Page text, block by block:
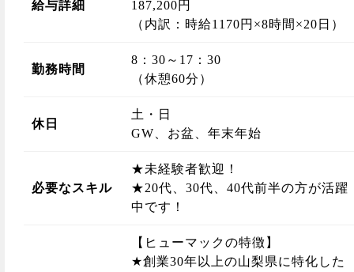
給与詳細
187,200円
（内訳：時給1170円×8時間×20日）
勤務時間
8：30～17：30
（休憩60分）
休日
土・日
GW、お盆、年末年始
必要なスキル
★未経験者歓迎！
★20代、30代、40代前半の方が活躍
中です！
【ヒューマックの特徴】
★創業30年以上の山梨県に特化した